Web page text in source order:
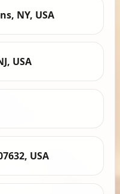
NY, USA
USA
USA